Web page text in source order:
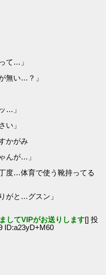
て…」
無い…？」
…」
い」
かがみ
んが…」
度…体育で使う靴持ってる
がと…グスン」
してVIPがお送りします[] 投
ID:a23yD+M60